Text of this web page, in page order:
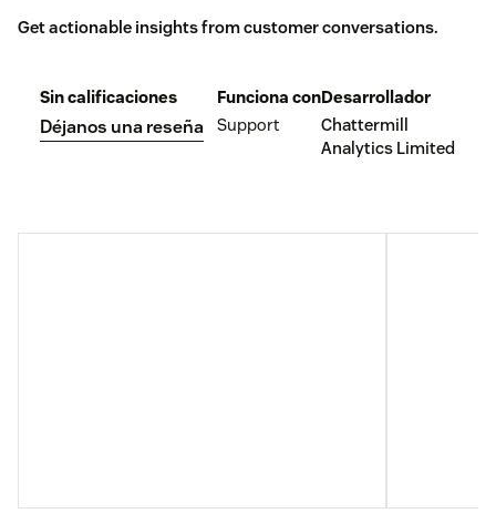
Get actionable insights from customer conversations.
Sin calificaciones
Déjanos una reseña
Funciona con
Support
Desarrollador
Chattermill
Analytics Limited